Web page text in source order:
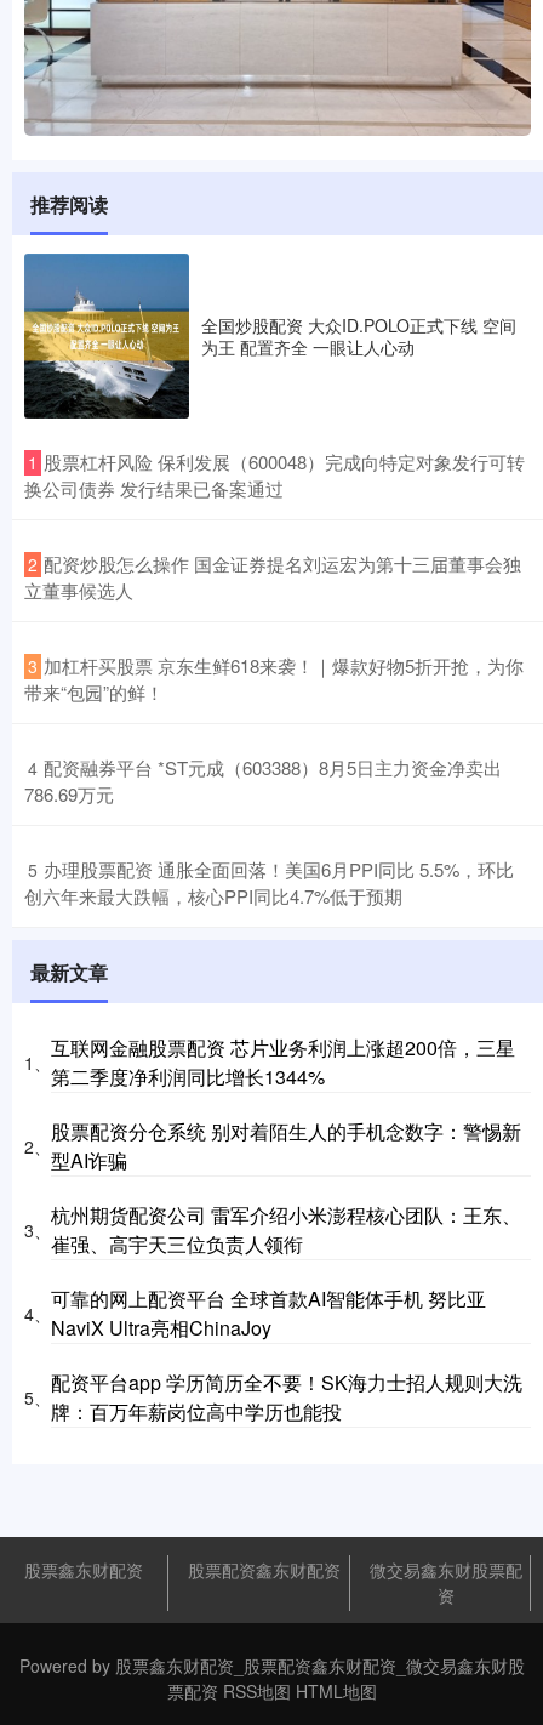
推荐阅读
全国炒股配资 大众ID.POLO正式下线 空间
为王 配置齐全 一眼让人心动
1 ​股票杠杆风险 保利发展（600048）完成向特定对象发行可转
换公司债券 发行结果已备案通过
2 ​配资炒股怎么操作 国金证券提名刘运宏为第十三届董事会独
立董事候选人
3 ​加杠杆买股票 京东生鲜618来袭！｜爆款好物5折开抢，为你
带来“包园”的鲜！
4 ​配资融券平台 *ST元成（603388）8月5日主力资金净卖出
786.69万元
5 ​办理股票配资 通胀全面回落！美国6月PPI同比 5.5%，环比
创六年来最大跌幅，核心PPI同比4.7%低于预期
最新文章
1、
互联网金融股票配资 芯片业务利润上涨超200倍，三星
第二季度净利润同比增长1344%
2、
股票配资分仓系统 别对着陌生人的手机念数字：警惕新
型AI诈骗
3、
杭州期货配资公司 雷军介绍小米澎程核心团队：王东、
崔强、高宇天三位负责人领衔
4、
可靠的网上配资平台 全球首款AI智能体手机 努比亚
NaviX Ultra亮相ChinaJoy
5、
配资平台app 学历简历全不要！SK海力士招人规则大洗
牌：百万年薪岗位高中学历也能投
股票鑫东财配资 股票配资鑫东财配资
微交易鑫东财股票配
资
Powered by 股票鑫东财配资_股票配资鑫东财配资_微交易鑫东财股
票配资 RSS地图 HTML地图